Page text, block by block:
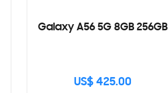
Galaxy A56 5G 8GB 256GB
US$ 425.00